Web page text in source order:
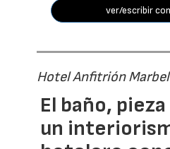
ver/escribir
Hotel Anfitrión
El baño,
un